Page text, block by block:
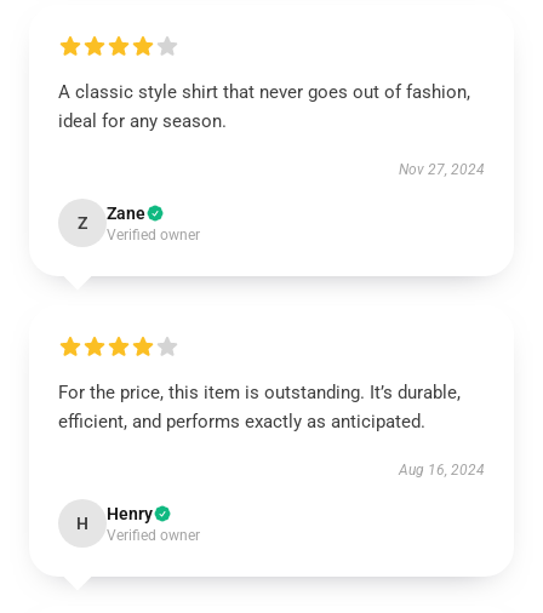
A classic style shirt that never goes out of fashion,
ideal for any season.
Nov 27, 2024
Z Zane
Verified owner
For the price, this item is outstanding. It’s durable,
efficient, and performs exactly as anticipated.
Aug 16, 2024
H Henry
Verified owner